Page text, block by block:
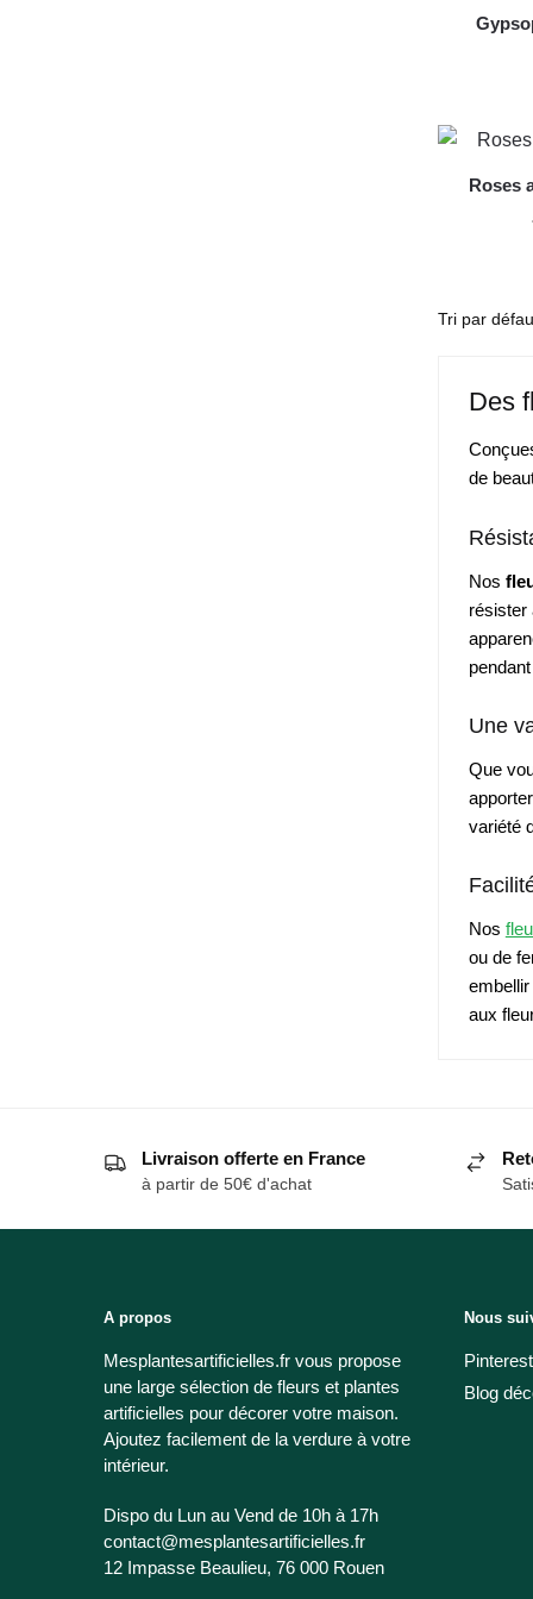
Roses
Des
de
Nos
résister
Une
Que
variété
Nos
ou de
aux
Livraison offerte en France
à partir de 50€ d'achat
A propos
Mesplantesartificielles.fr vous propose
une large sélection de fleurs et plantes
artificielles pour décorer votre maison.
Ajoutez facilement de la verdure à votre
intérieur.
Dispo du Lun au Vend de 10h à 17h
contact@mesplantesartificielles.fr
12 Impasse Beaulieu, 76 000 Rouen
Nous
Pinterest
Blog